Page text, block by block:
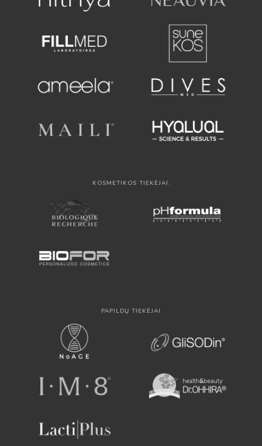
KOSMETIKOS TIEKĖJAI:
PAPILDŲ TIEKĖJAI